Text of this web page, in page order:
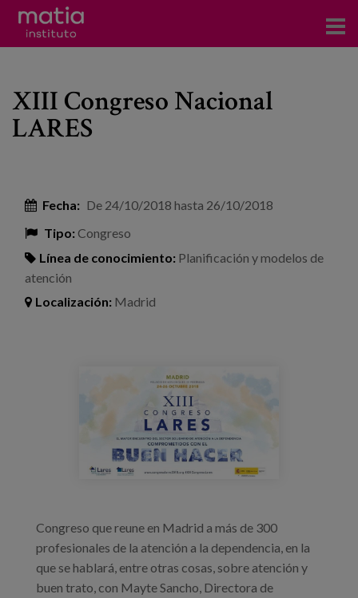
Investigación
Publicaciones
Consultoría
Formación
Eventos
Trabaja con nosotros
Canal de denuncias
XIII Congreso Nacional
LARES
Fecha: De 24/10/2018 hasta 26/10/2018
Tipo:Congreso
Línea de conocimiento: Planificación y modelos de
atención
Localización: Madrid
dlhhq0txcaamz4r.jpg
Congreso que reune en Madrid a más de 300
profesionales de la atención a la dependencia, en la
que se hablará, entre otras cosas, sobre atención y
buen trato, con Mayte Sancho, Directora de